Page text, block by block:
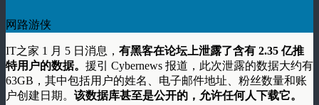
网路游侠
IT之家 1 月 5 日消息， 有黑客在论坛上泄露了含有 2.35 亿推
特用户的数据。 援引 Cybernews 报道，此次泄露的数据大约有
63GB，其中包括用户的姓名、电子邮件地址、粉丝数量和账
户创建日期。 该数据库甚至是公开的，允许任何人下载它。